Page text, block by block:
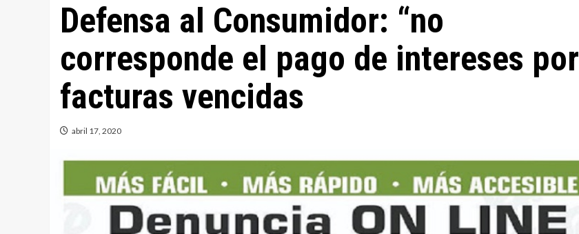
Defensa al Consumidor: “no
corresponde el pago de intereses por
facturas vencidas
abril 17, 2020